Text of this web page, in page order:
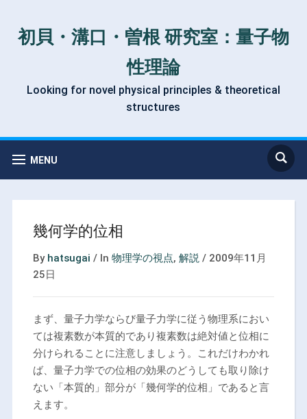
初貝・溝口・曽根 研究室：量子物
性理論
Looking for novel physical principles & theoretical
structures
MENU
幾何学的位相
By hatsugai / In 物理学の視点, 解説/ 2009年11月
25日
まず、量子力学ならび量子力学に従う物理系におい
ては複素数が本質的であり複素数は絶対値と位相に
分けられることに注意しましょう。これだけわかれ
ば、量子力学での位相の効果のどうしても取り除け
ない「本質的」部分が「幾何学的位相」であると言
えます。